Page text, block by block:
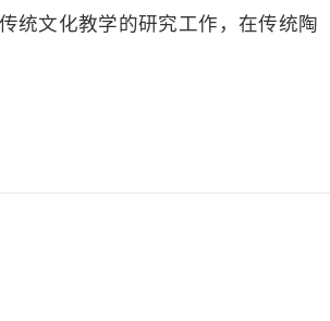
统文化教学的研究工作，在传统陶